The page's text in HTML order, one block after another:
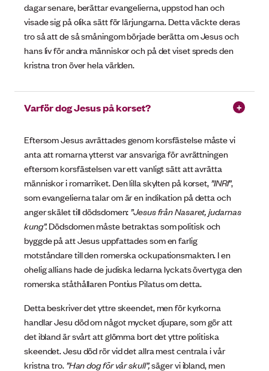
dagar senare, berättar evangelierna, uppstod han och
visade sig på olika sätt för lärjungarna. Detta väckte deras
tro så att de så småningom började berätta om Jesus och
hans liv för andra människor och på det viset spreds den
kristna tron över hela världen.
Varför dog Jesus på korset?
Eftersom Jesus avrättades genom korsfästelse måste vi
anta att romarna ytterst var ansvariga för avrättningen
eftersom korsfästelsen var ett vanligt sätt att avrätta
människor i romarriket. Den lilla skylten på korset,”INRI”,
som evangelierna talar om är en indikation på detta och
anger skälet till dödsdomen:”Jesus från Nasaret, judarnas
kung”.Dödsdomen måste betraktas som politisk och
byggde på att Jesus uppfattades som en farlig
motståndare till den romerska ockupationsmakten. I en
ohelig allians hade de judiska ledarna lyckats övertyga den
romerska ståthållaren Pontius Pilatus om detta.
Detta beskriver det yttre skeendet, men för kyrkorna
handlar Jesu död om något mycket djupare, som gör att
det ibland är svårt att glömma bort det yttre politiska
skeendet. Jesu död rör vid det allra mest centrala i vår
kristna tro.”Han dog för vår skull”,säger vi ibland, men